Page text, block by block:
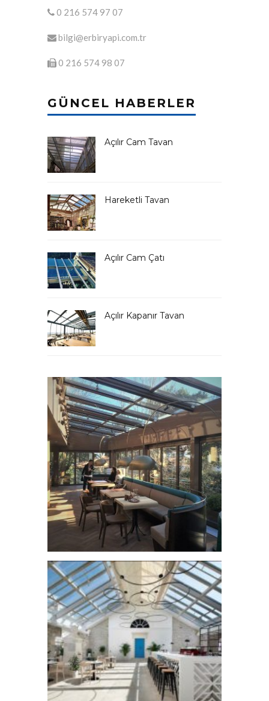
0 216 574 97 07
bilgi@erbiryapi.com.tr
0 216 574 98 07
GÜNCEL HABERLER
Açılır Cam Tavan
Hareketli Tavan
Açılır Cam Çatı
Açılır Kapanır Tavan